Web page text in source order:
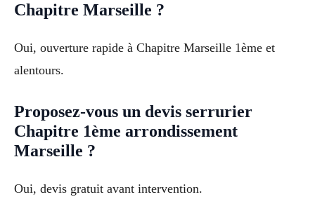
Chapitre Marseille ?
Oui, ouverture rapide à Chapitre Marseille 1ème et
alentours.
Proposez-vous un devis serrurier
Chapitre 1ème arrondissement
Marseille ?
Oui, devis gratuit avant intervention.